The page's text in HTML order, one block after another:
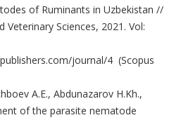
of Ruminants in Uzbekistan //
Veterinary Sciences, 2021. Vol:
journal/4 (Scopus
A.E., Abdunazarov H.Kh.,
of the parasite nematode